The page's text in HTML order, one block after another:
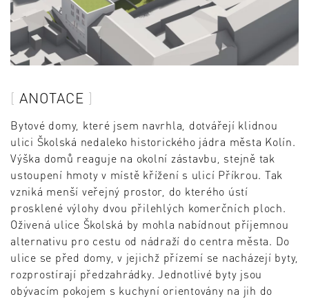
ANOTACE
Bytové domy, které jsem navrhla, dotvářejí klidnou
ulici Školská nedaleko historického jádra města Kolín.
Výška domů reaguje na okolní zástavbu, stejně tak
ustoupení hmoty v místě křížení s ulicí Příkrou. Tak
vzniká menší veřejný prostor, do kterého ústí
prosklené výlohy dvou přilehlých komerčních ploch.
Oživená ulice Školská by mohla nabídnout příjemnou
alternativu pro cestu od nádraží do centra města. Do
ulice se před domy, v jejichž přízemí se nacházejí byty,
rozprostírají předzahrádky. Jednotlivé byty jsou
obývacím pokojem s kuchyní orientovány na jih do